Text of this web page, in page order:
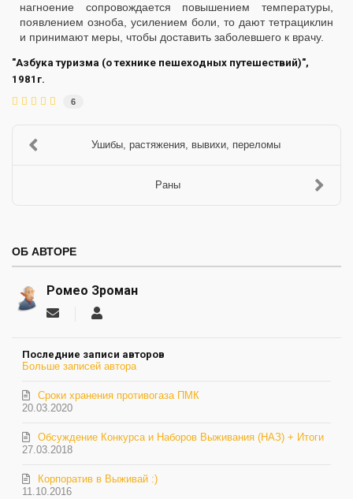
нагноение сопровождается повышением температуры,
появлением озноба, усилением боли, то дают тетрациклин
и принимают меры, чтобы доставить заболевшего к врачу.
"Азбука туризма (о технике пешеходных путешествий)",
1981г.
6
Ушибы, растяжения, вывихи, переломы
Раны
ОБ АВТОРЕ
Ромео Зроман
Подписаться
автора
Последние записи авторов
Больше записей автора
20.03.2020
Сроки хранения противогаза ПМК
27.03.2018
Обсуждение Конкурса и Наборов Выживания (НАЗ) + Итоги
11.10.2016
Корпоратив в Выживай :)